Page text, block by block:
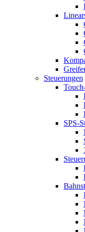
Steuerungen
SPS-